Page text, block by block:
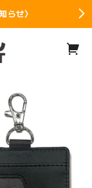
らせ〉